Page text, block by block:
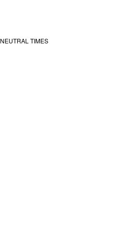
NEUTRAL TIMES